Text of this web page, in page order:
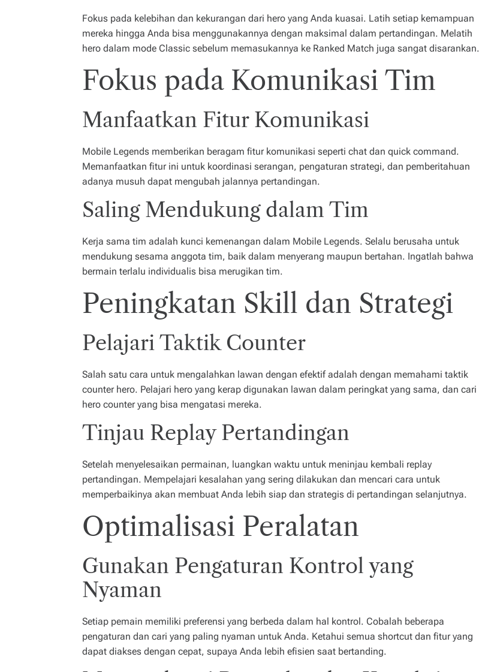
Fokus pada kelebihan dan kekurangan dari hero yang Anda kuasai. Latih setiap kemampuan
mereka hingga Anda bisa menggunakannya dengan maksimal dalam pertandingan. Melatih
hero dalam mode Classic sebelum memasukannya ke Ranked Match juga sangat disarankan.
Fokus pada Komunikasi Tim
Manfaatkan Fitur Komunikasi
Mobile Legends memberikan beragam fitur komunikasi seperti chat dan quick command.
Memanfaatkan fitur ini untuk koordinasi serangan, pengaturan strategi, dan pemberitahuan
adanya musuh dapat mengubah jalannya pertandingan.
Saling Mendukung dalam Tim
Kerja sama tim adalah kunci kemenangan dalam Mobile Legends. Selalu berusaha untuk
mendukung sesama anggota tim, baik dalam menyerang maupun bertahan. Ingatlah bahwa
bermain terlalu individualis bisa merugikan tim.
Peningkatan Skill dan Strategi
Pelajari Taktik Counter
Salah satu cara untuk mengalahkan lawan dengan efektif adalah dengan memahami taktik
counter hero. Pelajari hero yang kerap digunakan lawan dalam peringkat yang sama, dan cari
hero counter yang bisa mengatasi mereka.
Tinjau Replay Pertandingan
Setelah menyelesaikan permainan, luangkan waktu untuk meninjau kembali replay
pertandingan. Mempelajari kesalahan yang sering dilakukan dan mencari cara untuk
memperbaikinya akan membuat Anda lebih siap dan strategis di pertandingan selanjutnya.
Optimalisasi Peralatan
Gunakan Pengaturan Kontrol yang
Nyaman
Setiap pemain memiliki preferensi yang berbeda dalam hal kontrol. Cobalah beberapa
pengaturan dan cari yang paling nyaman untuk Anda. Ketahui semua shortcut dan fitur yang
dapat diakses dengan cepat, supaya Anda lebih efisien saat bertanding.